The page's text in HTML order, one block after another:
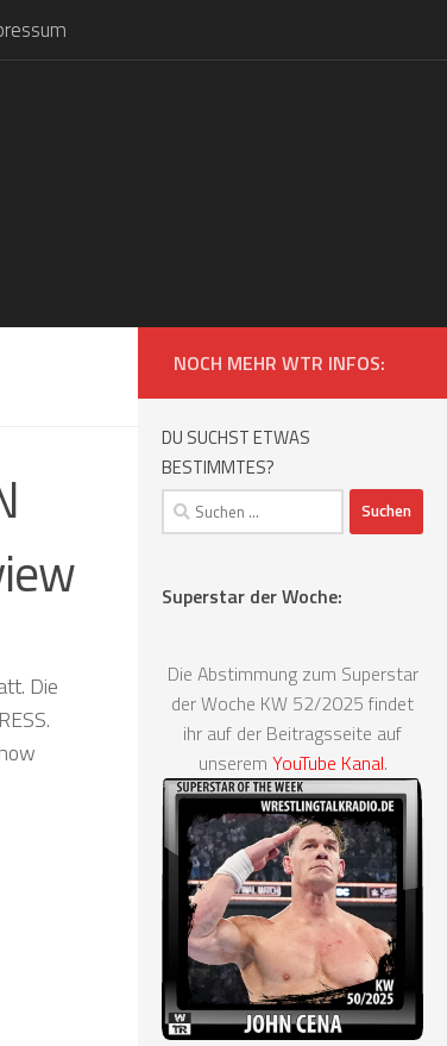
Die
NOCH MEHR WTR INFOS:
DU SUCHST ETWAS
BESTIMMTES?
Suchen
nach:
Superstar der Woche:
Die Abstimmung zum Superstar
der Woche KW 52/2025 findet
ihr auf der Beitragsseite auf
unserem YouTube Kanal.